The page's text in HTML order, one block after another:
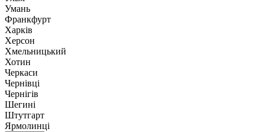
Умань
Франкфурт
Харків
Херсон
Хмельницький
Хотин
Черкаси
Чернівці
Чернігів
Шегині
Штутгарт
Ярмолинці